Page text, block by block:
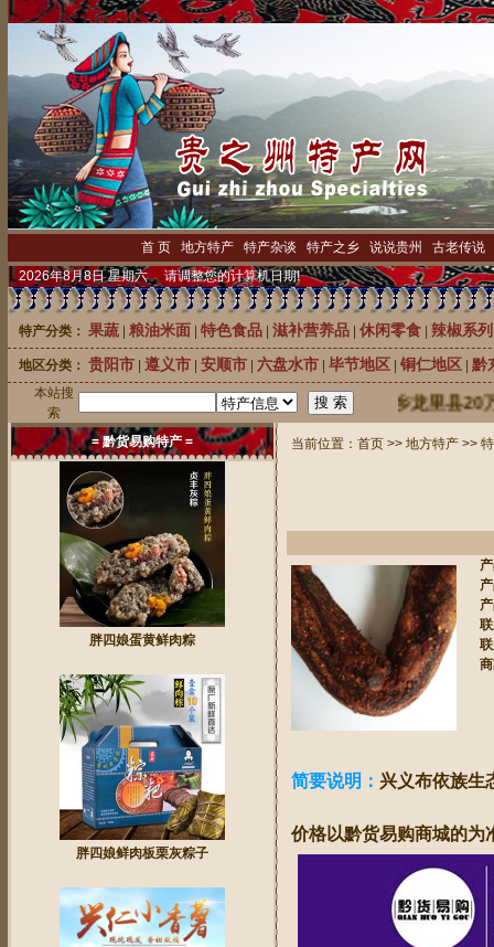
首 页 地方特产 特产杂谈 特产之乡 说说贵州 古老传说
2026年8月8日 星期六 请调整您的计算机日期!
特产分类： 果蔬 粮油米面 特色食品 滋补营养品 休闲零食 辣椒系列
地区分类： 贵阳市 遵义市 安顺市 六盘水市 毕节地区 铜仁地区 黔
本站搜
索
中国刺梨之乡龙里县20万株优
= 黔货易购特产 =
胖四娘蛋黄鲜肉粽
胖四娘鲜肉板栗灰粽子
当前位置： 首页 >> 地方特产 >>
简要说明： 兴义布依族生
价格以黔货易购商城的为